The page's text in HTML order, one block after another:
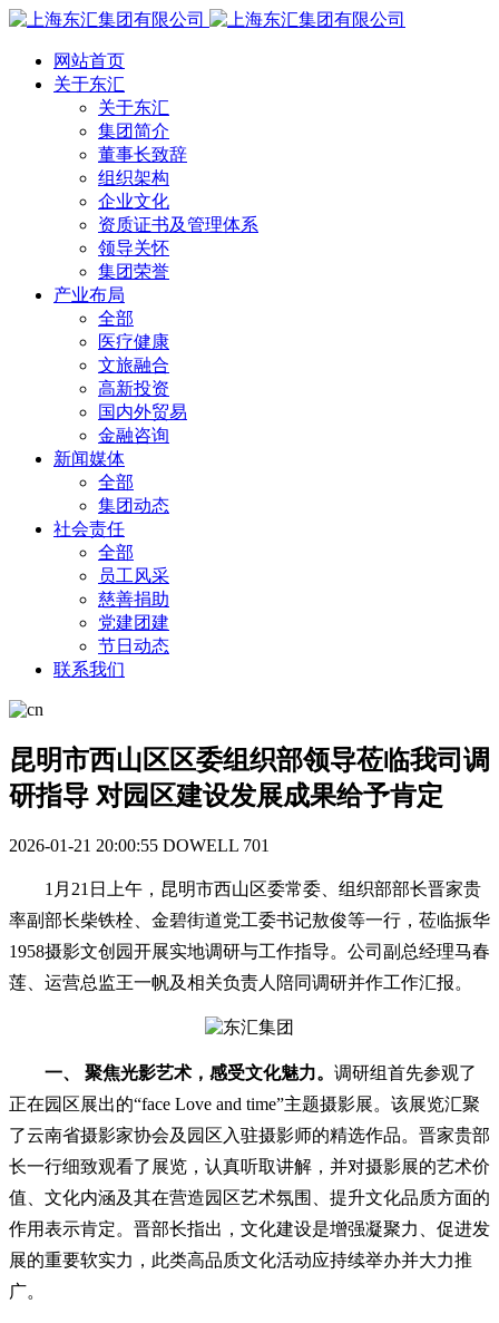
网站首页
关于东汇
关于东汇
集团简介
董事长致辞
组织架构
企业文化
资质证书及管理体系
领导关怀
集团荣誉
产业布局
全部
医疗健康
文旅融合
高新投资
国内外贸易
金融咨询
新闻媒体
全部
集团动态
社会责任
全部
员工风采
慈善捐助
党建团建
节日动态
联系我们
昆明市西山区区委组织部领导莅临我司调
研指导 对园区建设发展成果给予肯定
2026-01-21 20:00:55 DOWELL 701
1月21日上午，昆明市西山区委常委、组织部部长晋家贵
率副部长柴铁栓、金碧街道党工委书记敖俊等一行，莅临振华
1958摄影文创园开展实地调研与工作指导。公司副总经理马春
莲、运营总监王一帆及相关负责人陪同调研并作工作汇报。
一、 聚焦光影艺术，感受文化魅力。 调研组首先参观了
正在园区展出的“face Love and time”主题摄影展。该展览汇聚
了云南省摄影家协会及园区入驻摄影师的精选作品。晋家贵部
长一行细致观看了展览，认真听取讲解，并对摄影展的艺术价
值、文化内涵及其在营造园区艺术氛围、提升文化品质方面的
作用表示肯定。晋部长指出，文化建设是增强凝聚力、促进发
展的重要软实力，此类高品质文化活动应持续举办并大力推
广。